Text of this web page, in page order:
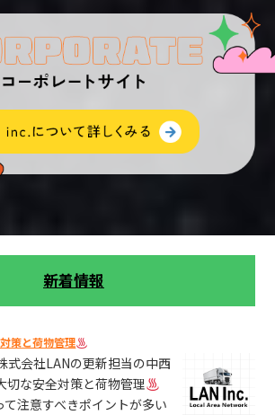
新着情報
策と荷物管理
式会社LANの更新担当の中西
切な安全対策と荷物管理
注意すべきポイントが多い